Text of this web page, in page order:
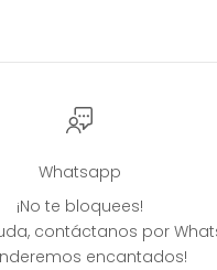
Whatsapp
¡No te bloquees!
contáctanos por
encantados!